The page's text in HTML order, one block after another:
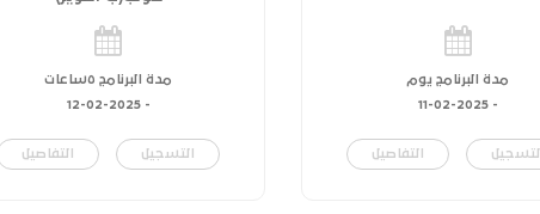
مدة البرنامج يوم
-
11-02-2025
التسجيل التفاصيل
مدة البرنامج ٥ساعات
-
12-02-2025
التسجيل التفاصيل